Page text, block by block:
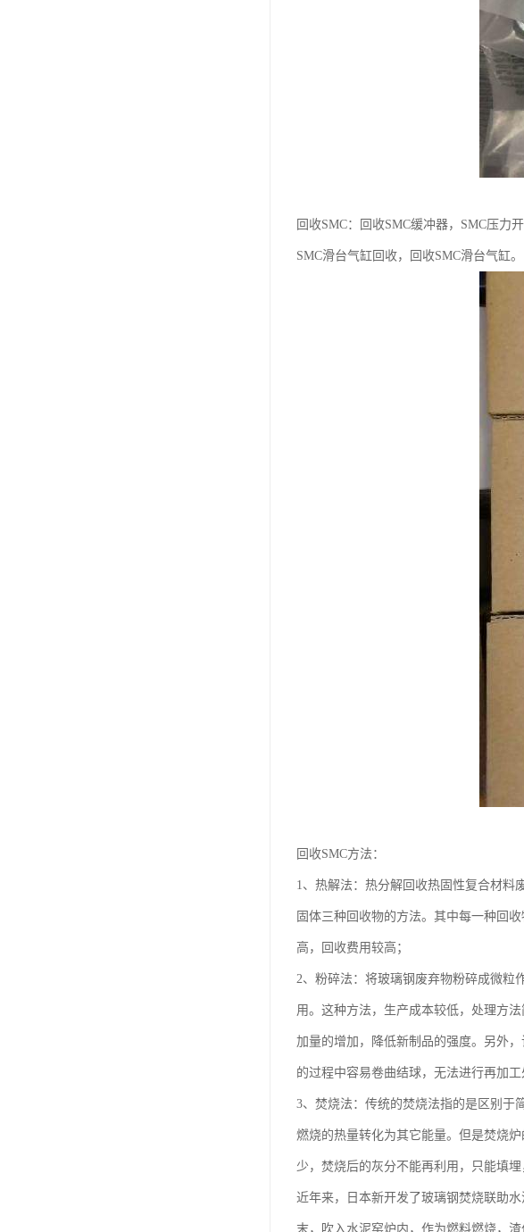
回收SMC：回收SMC缓冲器，SMC压力
SMC滑台气缸回收，回收SMC滑台气缸。
回收SMC方法：
1、热解法：热分解回收热固性复合材料
固体三种回收物的方法。其中每一种回
高，回收费用较高；
2、粉碎法：将玻璃钢废弃物粉碎成微粒
用。这种方法，生产成本较低，处理方
加量的增加，降低新制品的强度。另外
的过程中容易卷曲结球，无法进行再加
3、焚烧法：传统的焚烧法指的是区别于
燃烧的热量转化为其它能量。但是焚烧
少，焚烧后的灰分不能再利用，只能填
近年来，日本新开发了玻璃钢焚烧联助
末，吹入水泥窑炉内，作为燃料燃烧，